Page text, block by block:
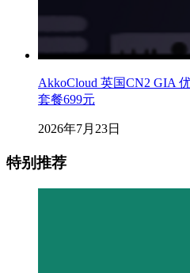
AkkoCloud 英国CN2 GIA
套餐699元
2026年7月23日
特别推荐